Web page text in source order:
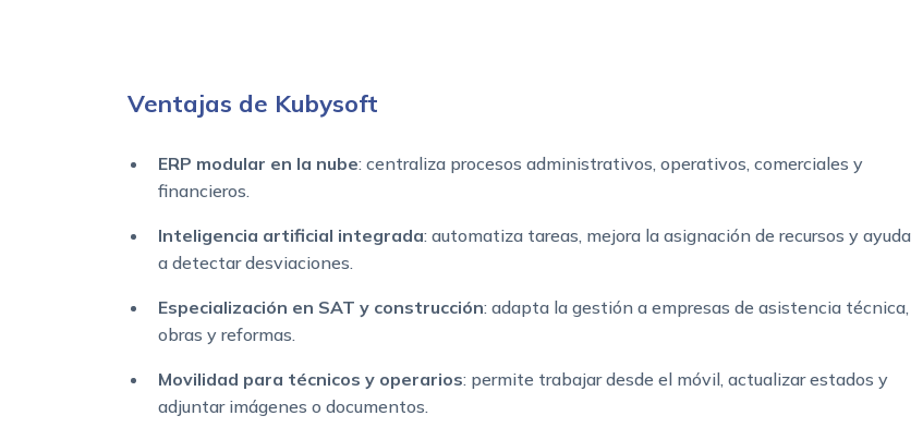
Ventajas de Kubysoft
ERP modular en la nube: centraliza procesos administrativos, operativos, comerciales y
financieros.
Inteligencia artificial integrada: automatiza tareas, mejora la asignación de recursos y ayuda
a detectar desviaciones.
Especialización en SAT y construcción: adapta la gestión a empresas de asistencia técnica,
obras y reformas.
Movilidad para técnicos y operarios: permite trabajar desde el móvil, actualizar estados y
adjuntar imágenes o documentos.